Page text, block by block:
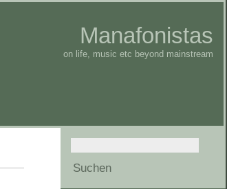
Manafonistas
on life, music etc beyond mainstream